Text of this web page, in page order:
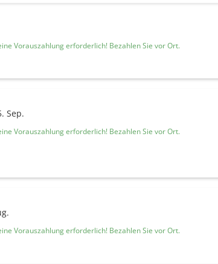
Vorauszahlung erforderlich! Bezahlen Sie vor Ort.
Sep.
Vorauszahlung erforderlich! Bezahlen Sie vor Ort.
Vorauszahlung erforderlich! Bezahlen Sie vor Ort.